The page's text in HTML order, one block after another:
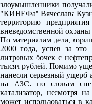
злоумышленники
"КИНЕФа" Вячеслава
территорию
вневедомственной
По материалам дела,
2000 года, успев за
литровых бочек с
тысяч рублей. Помимо
нанесли серьезный ущерб
на АЗС: по словам
катализатор, несмотря
может использоваться в